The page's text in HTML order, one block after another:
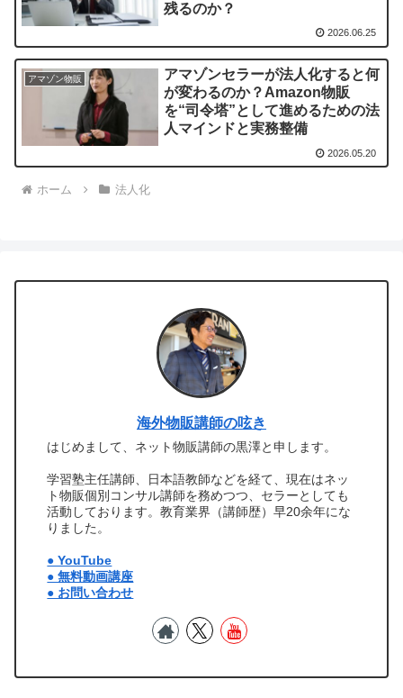
残るのか？
2026.06.25
アマゾン物販
アマゾンセラーが法人化すると何
が変わるのか？Amazon物販
を“司令塔”として進めるための法
人マインドと実務整備
2026.05.20
ホーム 法人化
海外物販講師の呟き
はじめまして、ネット物販講師の黒澤と申します。
学習塾主任講師、日本語教師などを経て、現在はネッ
ト物販個別コンサル講師を務めつつ、セラーとしても
活動しております。教育業界（講師歴）早20余年にな
りました。
● YouTube
● 無料動画講座
● お問い合わせ